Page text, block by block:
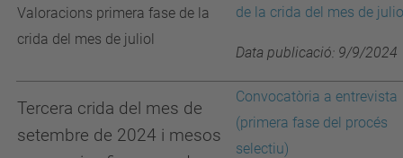
Valoracions primera fase de la
crida del mes de juliol
de la crida del mes de
Data publicació: 9/9/2024
Tercera crida del mes de
setembre de 2024 i mesos
Convocatòria a entrevista
(primera fase del procés
selectiu)